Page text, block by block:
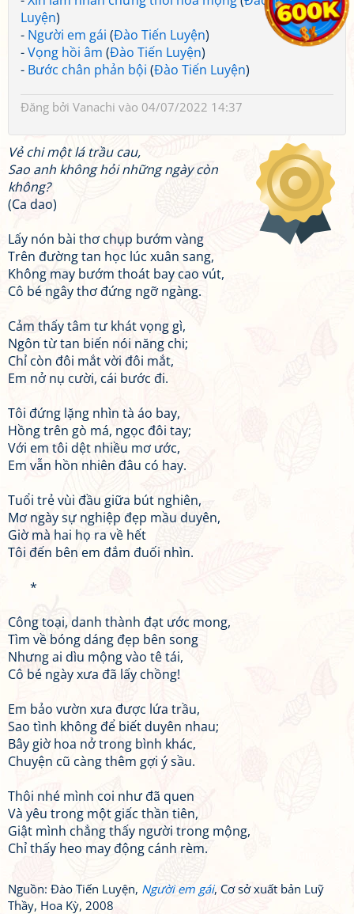
Luyện)
- Người em gái (Đào Tiến Luyện)
-Vọng hồi âm (Đào Tiến Luyện)
- Bước chân phản bội (Đào Tiến Luyện)
Đăng bởi Vanachi vào 04/07/2022 14:37
Vẻ chi một lá trầu cau,
Sao anh không hỏi những ngày còn
không?
(Ca dao)
Lấy nón bài thơ chụp bướm vàng
Trên đường tan học lúc xuân sang,
Không may bướm thoát bay cao vút,
Cô bé ngây thơ đứng ngỡ ngàng.
Cảm thấy tâm tư khát vọng gì,
Ngôn từ tan biến nói năng chi;
Chỉ còn đôi mắt vời đôi mắt,
Em nở nụ cười, cái bước đi.
Tôi đứng lặng nhìn tà áo bay,
Hồng trên gò má, ngọc đôi tay;
Với em tôi dệt nhiều mơ ước,
Em vẫn hồn nhiên đâu có hay.
Tuổi trẻ vùi đầu giữa bút nghiên,
Mơ ngày sự nghiệp đẹp mầu duyên,
Giờ mà hai họ ra về hết
Tôi đến bên em đắm đuối nhìn.
*
Công toại, danh thành đạt ước mong,
Tìm về bóng dáng đẹp bên song
Nhưng ai dìu mộng vào tê tái,
Cô bé ngày xưa đã lấy chồng!
Em bảo vườn xưa được lứa trầu,
Sao tình không để biết duyên nhau;
Bây giờ hoa nở trong bình khác,
Chuyện cũ càng thêm gợi ý sầu.
Thôi nhé mình coi như đã quen
Và yêu trong một giấc thần tiên,
Giật mình chẳng thấy người trong mộng,
Chỉ thấy heo may động cánh rèm.
Nguồn: Đào Tiến Luyện, Người em gái, Cơ sở xuất bản Luỹ
Thầy, Hoa Kỳ, 2008